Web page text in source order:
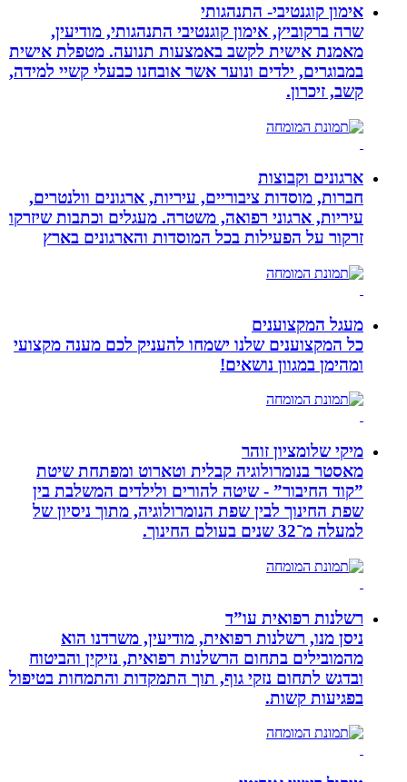
אימון קוגנטיבי- התנהגותי
שרה ברקוביץ, אימון קוגנטיבי התנהגותי, מודיעין,
מאמנת אישית לקשב באמצעות תנועה. מטפלת אישית
במבוגרים, ילדים ונוער אשר אובחנו כבעלי קשיי למידה,
קשב, זיכרון.
ארגונים וקבוצות
חברות, מוסדות ציבוריים, עיריות, ארגונים וולנטרים,
עיריות, ארגוני רפואה, משטרה. מעגלים וכתבות שיזרקו
זרקור על הפעילות בכל המוסדות והארגונים בארץ
מעגל המקצוענים
כל המקצוענים שלנו ישמחו להעניק לכם מענה מקצועי
ומהימן במגוון נושאים!
מיקי שלומציון זוהר
מאסטר בנומרולוגיה קבלית וטארוט ומפתחת שיטת
”קוד החיבור” - שיטה להורים ולילדים המשלבת בין
שפת החינוך לבין שפת הנומרולוגיה, מתוך ניסיון של
למעלה מ־32 שנים בעולם החינוך.
רשלנות רפואית עו”ד
ניסן מנו, רשלנות רפואית, מודיעין, משרדנו הוא
מהמובילים בתחום הרשלנות רפואית, נזיקין והביטוח
ובדגש לתחום נזקי גוף, תוך התמקדות והתמחות בטיפול
בפגיעות קשות.